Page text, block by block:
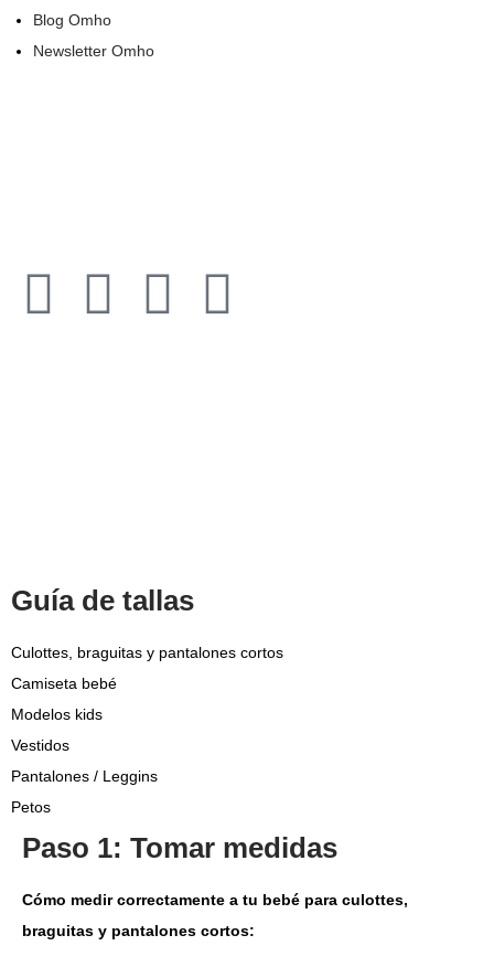
Blog Omho
Newsletter Omho
Guía de tallas
Culottes, braguitas y pantalones cortos
Camiseta bebé
Modelos kids
Vestidos
Pantalones / Leggins
Petos
Paso 1: Tomar medidas
Cómo medir correctamente a tu bebé para culottes,
braguitas y pantalones cortos: